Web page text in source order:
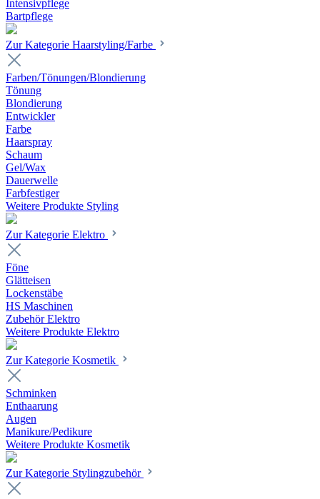
Intensivpflege
Bartpflege
Zur Kategorie Haarstyling/Farbe
Farben/Tönungen/Blondierung
Tönung
Blondierung
Entwickler
Farbe
Haarspray
Schaum
Gel/Wax
Dauerwelle
Farbfestiger
Weitere Produkte Styling
Zur Kategorie Elektro
Föne
Glätteisen
Lockenstäbe
HS Maschinen
Zubehör Elektro
Weitere Produkte Elektro
Zur Kategorie Kosmetik
Schminken
Enthaarung
Augen
Manikure/Pedikure
Weitere Produkte Kosmetik
Zur Kategorie Stylingzubehör